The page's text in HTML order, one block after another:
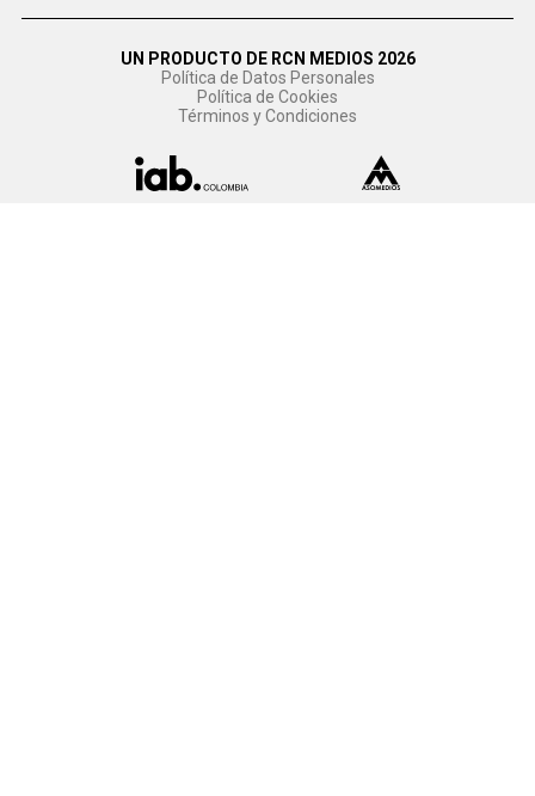
UN PRODUCTO DE RCN MEDIOS 2026
Política de Datos Personales
Política de Cookies
Términos y Condiciones